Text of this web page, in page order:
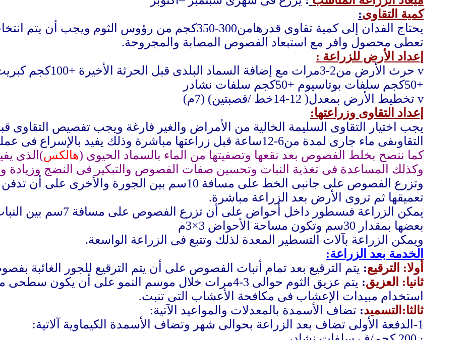
كمية التقاوى:
يحتاج الفدان إلى كمية تقاوى قدرهامن300-350كجم من رؤوس الثوم ويجب أن يتم انتخاب الفصوص الكبيرة عند
تعطى محصول وافر مع استبعاد الفصوص المصابة والمجروحة.
إعداد الأرض للزراعة :
v
+50كجم سلفات بوتاسيوم +50كجم سلفات نشادر
v تخطيط الأرض بمعدل( 12-14خط /قصبتين) (7م)
إعداد التقاوى وزراعتها:
يجب اختيار التقاوى السليمة الخالية من الأمراض والغير فارغة ويجب تفصيص التقاوى
التقاوىفى ماء جارى لمدة من6-12ساعة قبل زراعتها مباشرة وذلك يفيد بالإسراع فى عملية الإنبات للفصوص
كما ننصح بخلط الفصوص بعد نقعها وتصفيتها من الماء بالسماد الحيوى (هالكس)الذى
وكذلك المساعدة فى تغذية النبات وتحسين صفات الفصوص والتبكير فى النضج وزيادة
وتزرع الفصوص على جانبى الخط على مسافة 10سم بين
تعميقها ثم تروى الأرض بعد الزراعة مباشرة.
يمكن الزراعة فىسطور داخل
بعضها بمقدار 30سم وتكون مساحة الأحواض 3×3م
ويمكن الزراعة بآلات التسطير المعدة لذلك وتتبع فى الزراعة الواسعة.
الخدمة بعد الزراعة:
أولا: الترقيع: يتم الترقيع بعد تمام أنبات الفصوص على أن يتم الترقيع للجور
ثانيا: العزيق:
يتم عزيق الثوم حوالى 3-4مرات خلال موسم النمو على أن
استخدام مبيدات الإعشاب فى مكافحة الأعشاب التى تنبت.
ثالثا:التسميد: تضاف الأسمدة بالمعدلات والمواعيد الآتية:
1-الدفعة الأولى تضاف بعد الزراعة بحوالى شهر وتضاف الأسمدة الكيماوية آلاتية: